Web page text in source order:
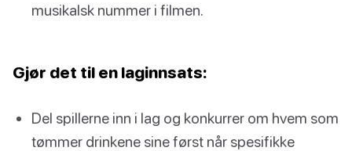
musikalsk nummer i filmen.
Gjør det til en laginnsats:
Del spillerne inn i lag og konkurrer om hvem som
tømmer drinkene sine først når spesifikke